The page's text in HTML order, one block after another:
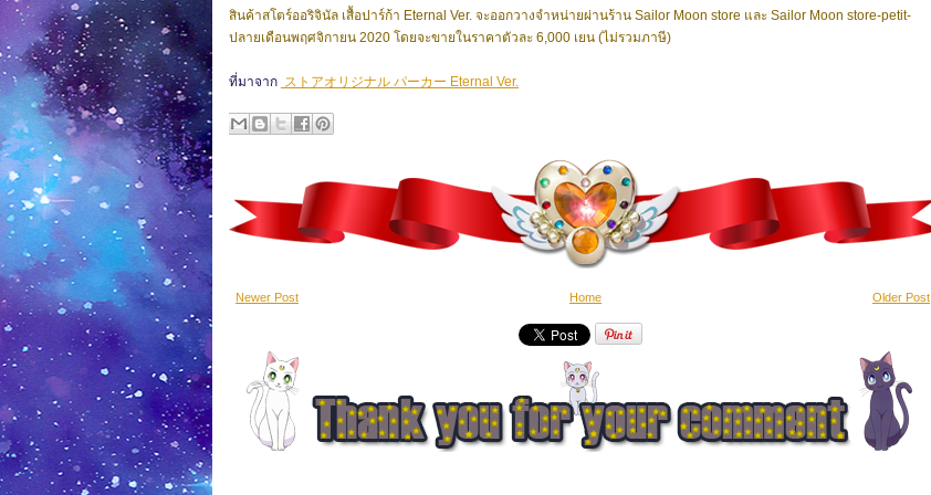
สินค้าสโตร์ออริจินัล เสื้อปาร์ก้า Eternal Ver. จะออกวางจำหน่ายผ่านร้าน Sailor Moon store และ Sailor Moon store-petit-
ปลายเดือนพฤศจิกายน 2020 โดยจะขายในราคาตัวละ 6,000 เยน (ไม่รวมภาษี)
ที่มาจาก ストアオリジナル パーカー Eternal Ver.
Newer Post Older Post
Home